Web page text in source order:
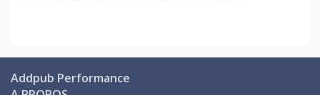
Addpub Performance